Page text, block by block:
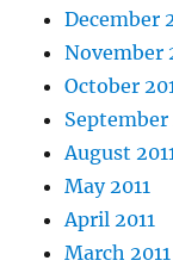
December
November
October
September
August
May 2011
April 2011
March 2011